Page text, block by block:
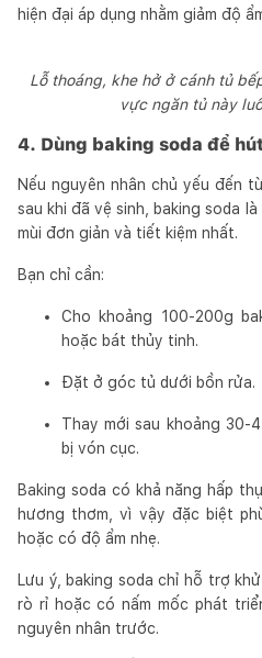
hiện đại áp dụng nhằm giảm độ
Lỗ thoáng, khe hở ở cánh tủ
vực ngăn tủ này
4. Dùng baking soda để
Nếu nguyên nhân chủ yếu đến
sau khi đã vệ sinh, baking soda
mùi đơn giản và tiết kiệm nhất.
Bạn chỉ cần:
Cho khoảng 100-200g
hoặc bát thủy tinh.
Đặt ở góc tủ dưới bồn rửa.
Thay mới sau khoảng 30-
bị vón cục.
Baking soda có khả năng hấp
hương thơm, vì vậy đặc biệt
hoặc có độ ẩm nhẹ.
Lưu ý, baking soda chỉ hỗ trợ
rò rỉ hoặc có nấm mốc phát
nguyên nhân trước.